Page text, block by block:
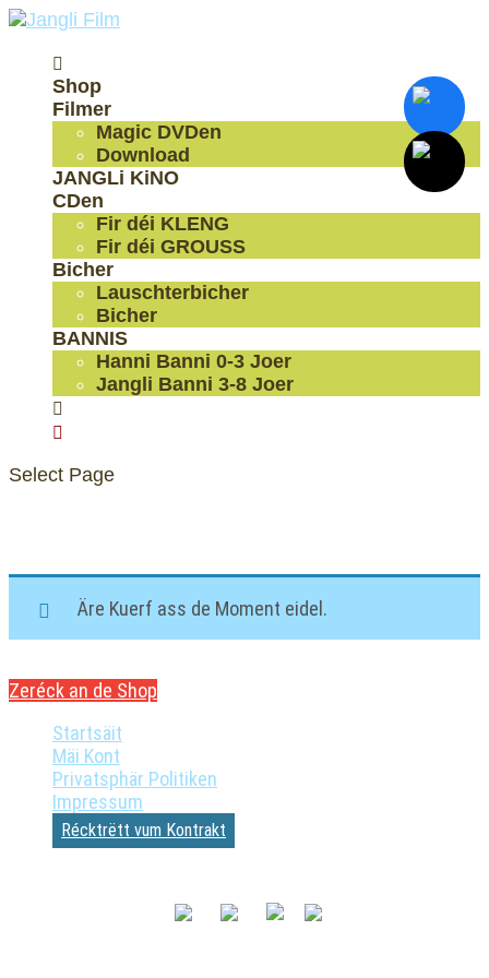

Shop
Filmer
Magic DVDen
Download
JANGLi KiNO
CDen
Fir déi KLENG
Fir déi GROUSS
Bicher
Lauschterbicher
Bicher
BANNIS
Hanni Banni 0-3 Joer
Jangli Banni 3-8 Joer


Select Page
Äre Kuerf ass de Moment eidel.
Zeréck an de Shop
Startsäit
Mäi Kont
Privatsphär Politiken
Impressum
Récktrëtt vum Kontrakt